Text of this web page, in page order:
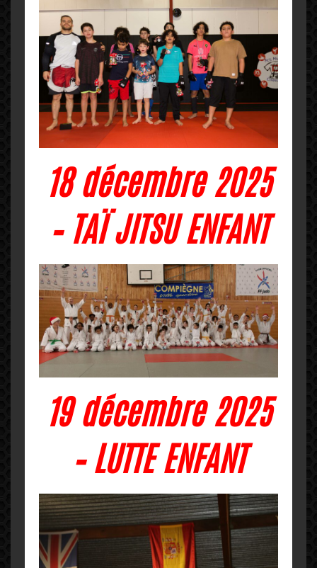
18 décembre 2025
– TAÏ JITSU ENFANT
19 décembre 2025
– LUTTE ENFANT